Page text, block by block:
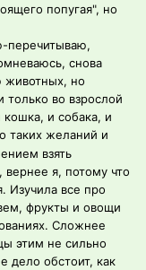
попугая", но
перечитываю,
снова
животных, но
во взрослой
и собака, и
таких желаний и
взять
вернее я, потому что
Изучила все про
фрукты и овощи
Сложнее
этим не сильно
дело обстоит, как